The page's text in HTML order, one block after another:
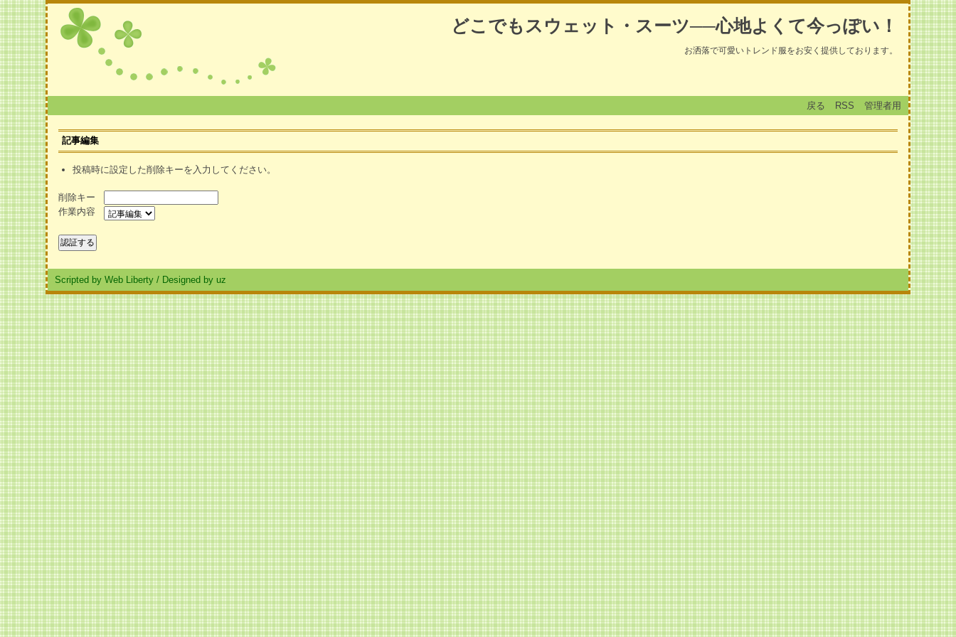
どこでもスウェット・スーツ──心地よくて今っぽい！
お洒落で可愛いトレンド服をお安く提供しております。
戻る RSS 管理者用
記事編集
投稿時に設定した削除キーを入力してください。
削除キー
作業内容
Scripted by Web Liberty / Designed by uz